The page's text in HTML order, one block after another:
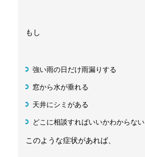
もし
強い雨の日だけ雨漏りする
窓から水が垂れる
天井にシミがある
どこに相談すればいいかわからない
このような症状があれば、